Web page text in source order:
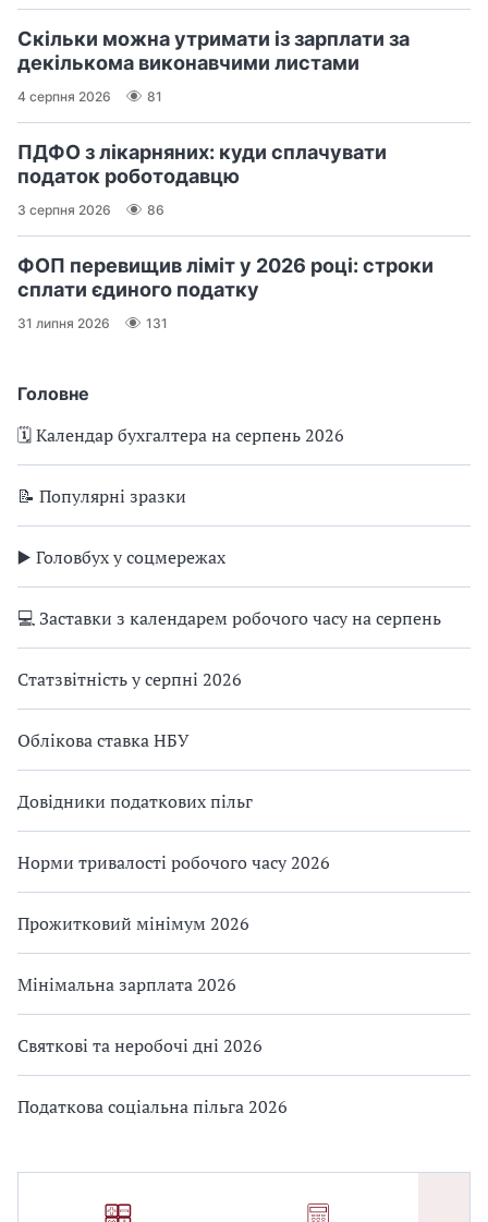
Головне
🗓️ Календар бухгалтера на серпень 2026
📝 Популярні зразки
▶️ Головбух у соцмережах
💻 Заставки з календарем робочого часу на серпень
Статзвітність у серпні 2026
Облікова ставка НБУ
Довідники податкових пільг
Норми тривалості робочого часу 2026
Прожитковий мінімум 2026
Мінімальна зарплата 2026
Святкові та неробочі дні 2026
Податкова соціальна пільга 2026
Скільки можна утримати із зарплати за
декількома виконавчими листами
4 серпня 2026 81
ПДФО з лікарняних: куди сплачувати
податок роботодавцю
3 серпня 2026 86
ФОП перевищив ліміт у 2026 році: строки
сплати єдиного податку
31 липня 2026 131